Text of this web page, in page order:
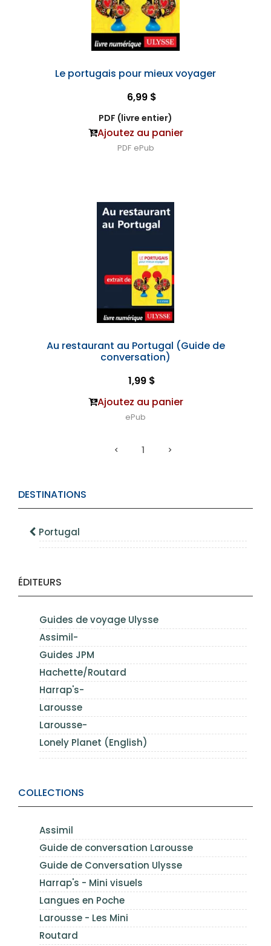
DESTINATIONS
Portugal
ÉDITEURS
Guides de voyage Ulysse
Assimil-
Guides JPM
Hachette/Routard
Harrap's-
Larousse
Larousse-
Lonely Planet (English)
COLLECTIONS
Assimil
Guide de conversation Larousse
Guide de Conversation Ulysse
Harrap's - Mini visuels
Langues en Poche
Larousse - Les Mini
Routard
Le portugais pour mieux voyager
6,99 $
PDF (livre entier)
Ajoutez au panier
PDF ePub
Au restaurant au Portugal (Guide de
conversation)
1,99 $
Ajoutez au panier
ePub
1